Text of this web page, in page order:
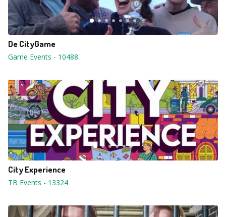
De CityGame
Game Events - 10488
City Experience
TB Events - 13324